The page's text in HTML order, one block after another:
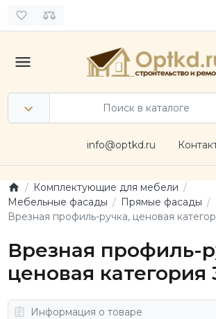
info@optkd.ru
Комплектующие для мебели
Мебельные фасады
Прямые фасады
Врезная профиль-ручка, ценовая
Врезная профиль-
ценовая категория
Информация о товаре